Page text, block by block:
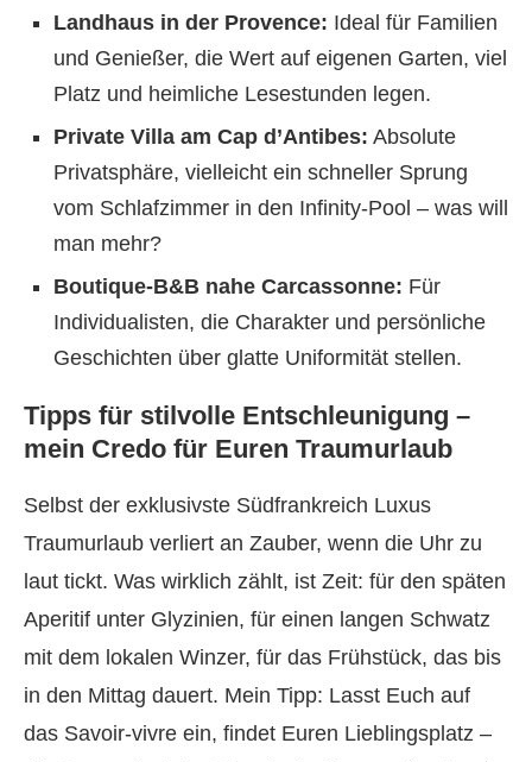
Landhaus in der Provence: Ideal für Familien
und Genießer, die Wert auf eigenen Garten, viel
Platz und heimliche Lesestunden legen.
Private Villa am Cap d’Antibes: Absolute
Privatsphäre, vielleicht ein schneller Sprung
vom Schlafzimmer in den Infinity-Pool – was will
man mehr?
Boutique-B&B nahe Carcassonne: Für
Individualisten, die Charakter und persönliche
Geschichten über glatte Uniformität stellen.
Tipps für stilvolle Entschleunigung –
mein Credo für Euren Traumurlaub
Selbst der exklusivste Südfrankreich Luxus
Traumurlaub verliert an Zauber, wenn die Uhr zu
laut tickt. Was wirklich zählt, ist Zeit: für den späten
Aperitif unter Glyzinien, für einen langen Schwatz
mit dem lokalen Winzer, für das Frühstück, das bis
in den Mittag dauert. Mein Tipp: Lasst Euch auf
das Savoir-vivre ein, findet Euren Lieblingsplatz –